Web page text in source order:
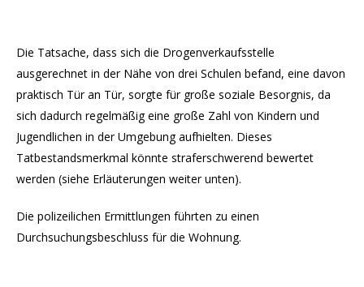
Die Tatsache, dass sich die Drogenverkaufsstelle
ausgerechnet in der Nähe von drei Schulen befand, eine davon
praktisch Tür an Tür, sorgte für große soziale Besorgnis, da
sich dadurch regelmäßig eine große Zahl von Kindern und
Jugendlichen in der Umgebung aufhielten. Dieses
Tatbestandsmerkmal könnte straferschwerend bewertet
werden (siehe Erläuterungen weiter unten).
Die polizeilichen Ermittlungen führten zu einen
Durchsuchungsbeschluss für die Wohnung.